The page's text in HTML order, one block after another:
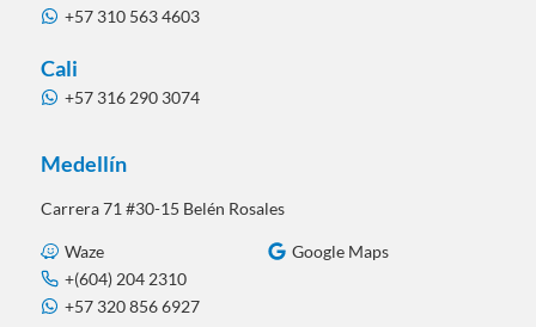
+57 310 563 4603
Cali
+57 316 290 3074
Medellín
Carrera 71 #30-15 Belén Rosales
Waze
Google Maps
+(604) 204 2310
+57 320 856 6927